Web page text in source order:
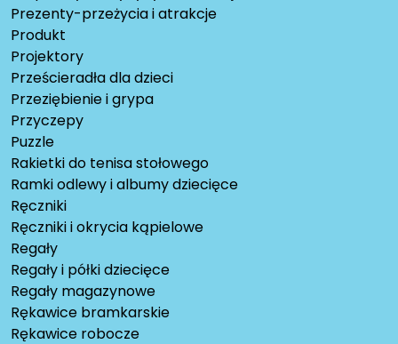
Prezenty-przeżycia i atrakcje
Produkt
Projektory
Prześcieradła dla dzieci
Przeziębienie i grypa
Przyczepy
Puzzle
Rakietki do tenisa stołowego
Ramki odlewy i albumy dziecięce
Ręczniki
Ręczniki i okrycia kąpielowe
Regały
Regały i półki dziecięce
Regały magazynowe
Rękawice bramkarskie
Rękawice robocze